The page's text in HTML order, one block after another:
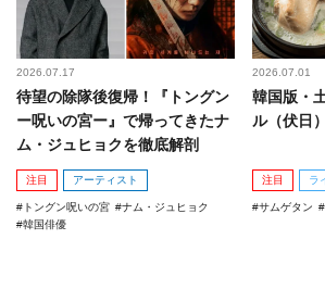
2026.07.17
待望の除隊後復帰！『トングン
ー呪いの宮ー』で帰ってきたナ
ム・ジュヒョクを徹底解剖
注目 アーティスト
トングン呪いの宮
ナム・ジュヒョク
韓国俳優
2026.07.01
韓国版・
ル（伏日
注目 ラ
サムゲタン